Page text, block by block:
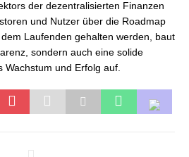
der dezentralisierten Finanzen
und Nutzer über die Roadmap
Laufenden gehalten werden, baut
sondern auch eine solide
und Erfolg auf.